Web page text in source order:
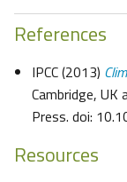
References
IPCC (2013)
Cambridge, UK
Press. doi:
Resources